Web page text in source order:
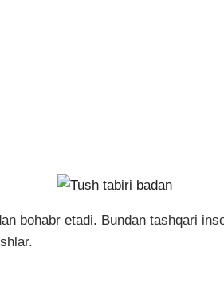
bohabr etadi. Bundan tashqari